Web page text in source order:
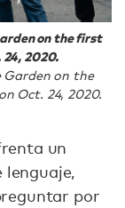
on the first
24, 2020.
Garden on the
Oct. 24, 2020.
un
lenguaje,
por